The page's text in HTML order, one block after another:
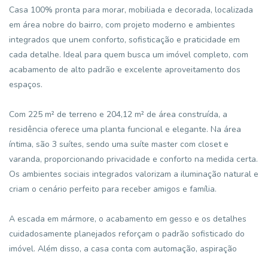
Casa 100% pronta para morar, mobiliada e decorada, localizada
em área nobre do bairro, com projeto moderno e ambientes
integrados que unem conforto, sofisticação e praticidade em
cada detalhe. Ideal para quem busca um imóvel completo, com
acabamento de alto padrão e excelente aproveitamento dos
espaços.
Com 225 m² de terreno e 204,12 m² de área construída, a
residência oferece uma planta funcional e elegante. Na área
íntima, são 3 suítes, sendo uma suíte master com closet e
varanda, proporcionando privacidade e conforto na medida certa.
Os ambientes sociais integrados valorizam a iluminação natural e
criam o cenário perfeito para receber amigos e família.
A escada em mármore, o acabamento em gesso e os detalhes
cuidadosamente planejados reforçam o padrão sofisticado do
imóvel. Além disso, a casa conta com automação, aspiração